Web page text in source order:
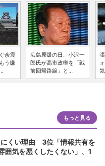
余震
う嫌
広島原爆の日、小沢一
郎氏が高市政権を「戦
前回帰路線」と...
もっと見る
くい理由 3位「情報共有を
囲気を悪くしたくない」、1